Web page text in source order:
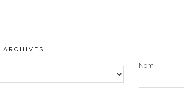
ARCHIVES
Nom :